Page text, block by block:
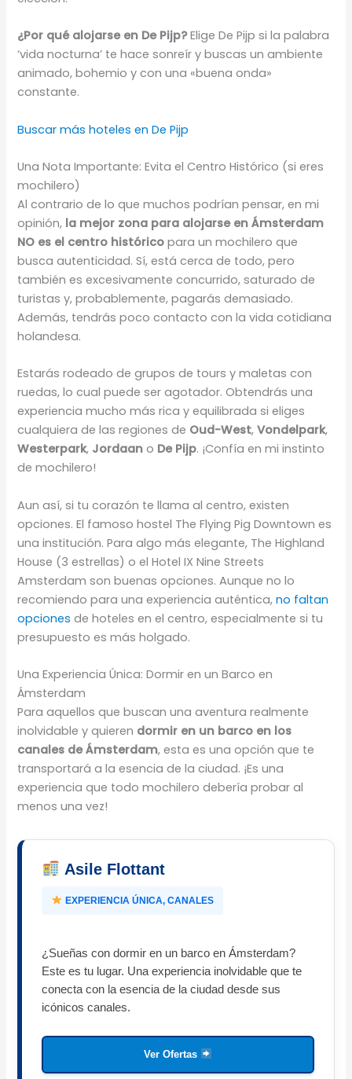
¿Por qué alojarse en De Pijp?Elige De Pijp si la palabra
‘vida nocturna’ te hace sonreír y buscas un ambiente
animado, bohemio y con una «buena onda»
constante.
Buscar más hoteles en De Pijp
Una Nota Importante: Evita el Centro Histórico (si eres
mochilero)
Al contrario de lo que muchos podrían pensar, en mi
opinión, la mejor zona para alojarse en Ámsterdam
NO es el centro histórico para un mochilero que
busca autenticidad. Sí, está cerca de todo, pero
también es excesivamente concurrido, saturado de
turistas y, probablemente, pagarás demasiado.
Además, tendrás poco contacto con la vida cotidiana
holandesa.
Estarás rodeado de grupos de tours y maletas con
ruedas, lo cual puede ser agotador. Obtendrás una
experiencia mucho más rica y equilibrada si eliges
cualquiera de las regiones de Oud-West,Vondelpark,
Westerpark, Jordaan o De Pijp. ¡Confía en mi instinto
de mochilero!
Aun así, si tu corazón te llama al centro, existen
opciones. El famoso hostel The Flying Pig Downtown es
una institución. Para algo más elegante, The Highland
House (3 estrellas) o el Hotel IX Nine Streets
Amsterdam son buenas opciones. Aunque no lo
recomiendo para una experiencia auténtica,no faltan
opciones de hoteles en el centro, especialmente si tu
presupuesto es más holgado.
Una Experiencia Única: Dormir en un Barco en
Ámsterdam
Para aquellos que buscan una aventura realmente
inolvidable y quieren dormir en un barco en los
canales de Ámsterdam, esta es una opción que te
transportará a la esencia de la ciudad. ¡Es una
experiencia que todo mochilero debería probar al
menos una vez!
Asile Flottant
EXPERIENCIA ÚNICA, CANALES
¿Sueñas con dormir en un barco en Ámsterdam?
Este es tu lugar. Una experiencia inolvidable que te
conecta con la esencia de la ciudad desde sus
icónicos canales.
Ver Ofertas